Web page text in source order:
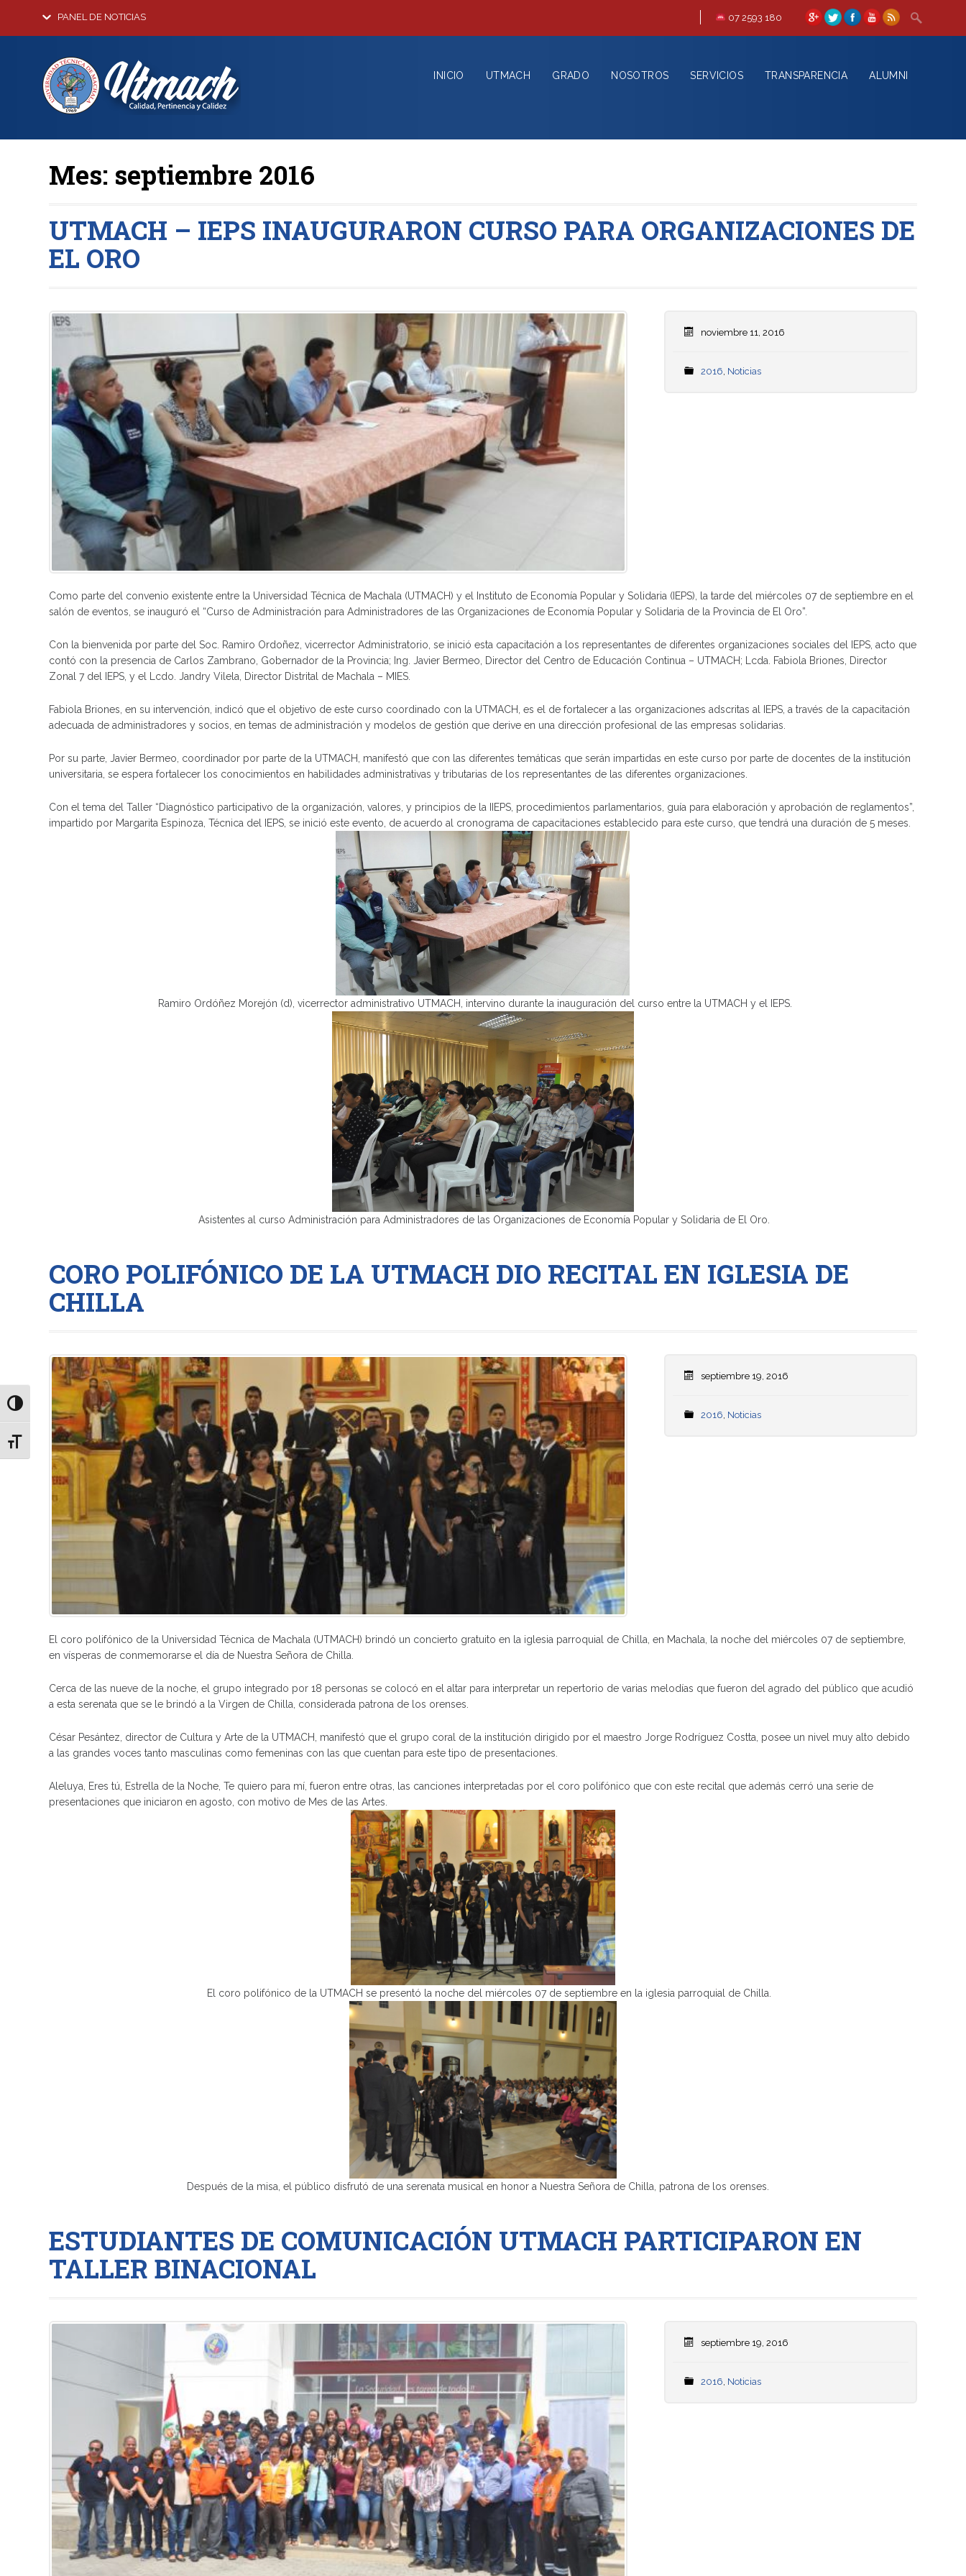
Alternar alto contraste
Alternar tamaño de letra
PANEL DE NOTICIAS 07 2593 180
INICIO UTMACH GRADO NOSOTROS SERVICIOS TRANSPARENCIA ALUMNI
Mes: septiembre 2016
UTMACH – IEPS INAUGURARON CURSO PARA ORGANIZACIONES DE
EL ORO
noviembre 11, 2016
2016, Noticias
Como parte del convenio existente entre la Universidad Técnica de Machala (UTMACH) y el Instituto de Economía Popular y Solidaria (IEPS), la tarde del miércoles 07 de septiembre en el
salón de eventos, se inauguró el “Curso de Administración para Administradores de las Organizaciones de Economía Popular y Solidaria de la Provincia de El Oro”.
Con la bienvenida por parte del Soc. Ramiro Ordoñez, vicerrector Administratorio, se inició esta capacitación a los representantes de diferentes organizaciones sociales del IEPS, acto que
contó con la presencia de Carlos Zambrano, Gobernador de la Provincia; Ing. Javier Bermeo, Director del Centro de Educación Continua – UTMACH; Lcda. Fabiola Briones, Director
Zonal 7 del IEPS, y el Lcdo. Jandry Vilela, Director Distrital de Machala – MIES.
Fabiola Briones, en su intervención, indicó que el objetivo de este curso coordinado con la UTMACH, es el de fortalecer a las organizaciones adscritas al IEPS, a través de la capacitación
adecuada de administradores y socios, en temas de administración y modelos de gestión que derive en una dirección profesional de las empresas solidarias.
Por su parte, Javier Bermeo, coordinador por parte de la UTMACH, manifestó que con las diferentes temáticas que serán impartidas en este curso por parte de docentes de la institución
universitaria, se espera fortalecer los conocimientos en habilidades administrativas y tributarias de los representantes de las diferentes organizaciones.
Con el tema del Taller “Diagnóstico participativo de la organización, valores, y principios de la IIEPS, procedimientos parlamentarios, guía para elaboración y aprobación de reglamentos”,
impartido por Margarita Espinoza, Técnica del IEPS, se inició este evento, de acuerdo al cronograma de capacitaciones establecido para este curso, que tendrá una duración de 5 meses.
Ramiro Ordóñez Morejón (d), vicerrector administrativo UTMACH, intervino durante la inauguración del curso entre la UTMACH y el IEPS.
Asistentes al curso Administración para Administradores de las Organizaciones de Economía Popular y Solidaria de El Oro.
CORO POLIFÓNICO DE LA UTMACH DIO RECITAL EN IGLESIA DE
CHILLA
septiembre 19, 2016
2016, Noticias
El coro polifónico de la Universidad Técnica de Machala (UTMACH) brindó un concierto gratuito en la iglesia parroquial de Chilla, en Machala, la noche del miércoles 07 de septiembre,
en vísperas de conmemorarse el día de Nuestra Señora de Chilla.
Cerca de las nueve de la noche, el grupo integrado por 18 personas se colocó en el altar para interpretar un repertorio de varias melodías que fueron del agrado del público que acudió
a esta serenata que se le brindó a la Virgen de Chilla, considerada patrona de los orenses.
César Pesántez, director de Cultura y Arte de la UTMACH, manifestó que el grupo coral de la institución dirigido por el maestro Jorge Rodríguez Costta, posee un nivel muy alto debido
a las grandes voces tanto masculinas como femeninas con las que cuentan para este tipo de presentaciones.
Aleluya, Eres tú, Estrella de la Noche, Te quiero para mí, fueron entre otras, las canciones interpretadas por el coro polifónico que con este recital que además cerró una serie de
presentaciones que iniciaron en agosto, con motivo de Mes de las Artes.
El coro polifónico de la UTMACH se presentó la noche del miércoles 07 de septiembre en la iglesia parroquial de Chilla.
Después de la misa, el público disfrutó de una serenata musical en honor a Nuestra Señora de Chilla, patrona de los orenses.
ESTUDIANTES DE COMUNICACIÓN UTMACH PARTICIPARON EN
TALLER BINACIONAL
septiembre 19, 2016
2016, Noticias